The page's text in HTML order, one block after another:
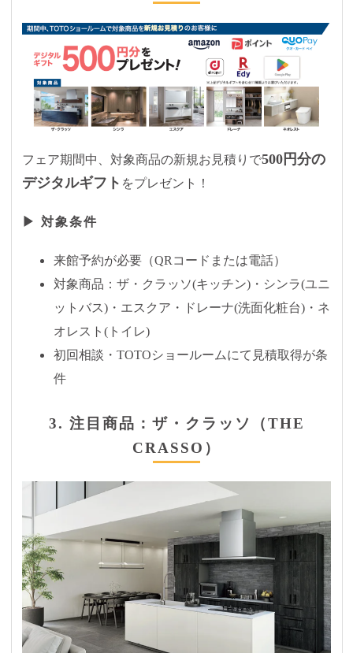
フェア期間中、対象商品の新規お見積りで500円分の
デジタルギフト をプレゼント！
▶ 対象条件
来館予約が必要（QRコードまたは電話）
対象商品：ザ・クラッソ(キッチン)・シンラ(ユニ
ットバス)・エスクア・ドレーナ(洗面化粧台)・ネ
オレスト(トイレ)
初回相談・TOTOショールームにて見積取得が条
件
3. 注目商品：ザ・クラッソ（THE
CRASSO）